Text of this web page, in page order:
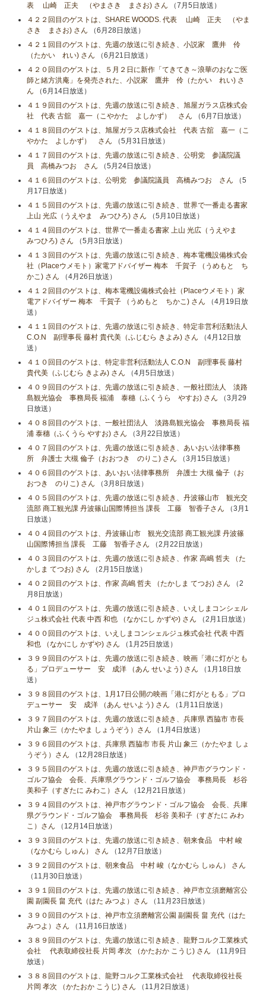
表 山崎 正夫 （やまさき まさお) さん （7月5日放送）
４２２回目のゲストは、SHARE WOODS. 代表 山崎 正夫 （やま
さき まさお) さん （6月28日放送）
４２１回目のゲストは、先週の放送に引き続き、小説家 鷹井 伶
（たかい れい) さん （6月21日放送）
４２０回目のゲストは、５月２日に新作「てきてき～浪華のおなご医
師と緒方洪庵」を発売された、小説家 鷹井 伶（たかい れい) さ
ん （6月14日放送）
４１９回目のゲストは、先週の放送に引き続き、旭屋ガラス店株式会
社 代表 古舘 嘉一（こやかた よしかず） さん （6月7日放送）
４１８回目のゲストは、旭屋ガラス店株式会社 代表 古舘 嘉一（こ
やかた よしかず） さん （5月31日放送）
４１７回目のゲストは、先週の放送に引き続き、公明党 参議院議
員 高橋みつお さん （5月24日放送）
４１６回目のゲストは、公明党 参議院議員 高橋みつお さん （5
月17日放送）
４１５回目のゲストは、先週の放送に引き続き、世界で一番走る書家
上山 光広（うえやま みつひろ) さん （5月10日放送）
４１４回目のゲストは、世界で一番走る書家 上山 光広（うえやま
みつひろ) さん （5月3日放送）
４１３回目のゲストは、先週の放送に引き続き、梅本電機設備株式会
社（Placeウメモト）家電アドバイザー 梅本 千賀子 （うめもと ち
かこ) さん （4月26日放送）
４１２回目のゲストは、梅本電機設備株式会社（Placeウメモト）家
電アドバイザー 梅本 千賀子 （うめもと ちかこ) さん （4月19日放
送）
４１１回目のゲストは、先週の放送に引き続き、特定非営利活動法人
C.O.N 副理事長 藤村 貴代美（ふじむら きよみ) さん （4月12日放
送）
４１０回目のゲストは、特定非営利活動法人 C.O.N 副理事長 藤村
貴代美（ふじむら きよみ) さん （4月5日放送）
４０９回目のゲストは、先週の放送に引き続き、一般社団法人 淡路
島観光協会 事務局長 福浦 泰穗（ふくうら やすお) さん （3月29
日放送）
４０８回目のゲストは、一般社団法人 淡路島観光協会 事務局長 福
浦 泰穗（ふくうら やすお) さん （3月22日放送）
４０７回目のゲストは、先週の放送に引き続き、あいおい法律事務
所 弁護士 大槻 倫子（おおつき のりこ) さん （3月15日放送）
４０６回目のゲストは、あいおい法律事務所 弁護士 大槻 倫子（お
おつき のりこ) さん （3月8日放送）
４０５回目のゲストは、先週の放送に引き続き、丹波篠山市 観光交
流部 商工観光課 丹波篠山国際博担当 課長 工藤 智香子さん （3月1
日放送）
４０４回目のゲストは、丹波篠山市 観光交流部 商工観光課 丹波篠
山国際博担当 課長 工藤 智香子さん （2月22日放送）
４０３回目のゲストは、先週の放送に引き続き、作家 高嶋 哲夫 （た
かしま てつお) さん （2月15日放送）
４０２回目のゲストは、作家 高嶋 哲夫 （たかしま てつお) さん （2
月8日放送）
４０１回目のゲストは、先週の放送に引き続き、いえしまコンシェル
ジュ株式会社 代表 中西 和也 （なかにし かずや) さん （2月1日放送）
４００回目のゲストは、いえしまコンシェルジュ株式会社 代表 中西
和也 （なかにし かずや) さん （1月25日放送）
３９９回目のゲストは、先週の放送に引き続き、映画「港に灯がとも
る」プロデューサー 安 成洋 （あん せいよう) さん （1月18日放
送）
３９８回目のゲストは、1月17日公開の映画「港に灯がともる」プロ
デューサー 安 成洋 （あん せいよう) さん （1月11日放送）
３９７回目のゲストは、先週の放送に引き続き、兵庫県 西脇市 市長
片山 象三（かたやま しょうぞう）さん （1月4日放送）
３９６回目のゲストは、兵庫県 西脇市 市長 片山 象三（かたやま しょ
うぞう）さん （12月28日放送）
３９５回目のゲストは、先週の放送に引き続き、神戸市グラウンド・
ゴルフ協会 会長、兵庫県グラウンド・ゴルフ協会 事務局長 杉谷
美和子（すぎたに みわこ）さん （12月21日放送）
３９４回目のゲストは、神戸市グラウンド・ゴルフ協会 会長、兵庫
県グラウンド・ゴルフ協会 事務局長 杉谷 美和子（すぎたに みわ
こ）さん （12月14日放送）
３９３回目のゲストは、先週の放送に引き続き、朝来食品 中村 峻
（なかむら しゅん） さん （12月7日放送）
３９２回目のゲストは、朝来食品 中村 峻（なかむら しゅん） さん
（11月30日放送）
３９１回目のゲストは、先週の放送に引き続き、神戸市立須磨離宮公
園 副園長 畠 充代（はた みつよ）さん （11月23日放送）
３９０回目のゲストは、神戸市立須磨離宮公園 副園長 畠 充代（はた
みつよ）さん （11月16日放送）
３８９回目のゲストは、先週の放送に引き続き、龍野コルク工業株式
会社 代表取締役社長 片岡 孝次 （かたおか こうじ) さん （11月9日
放送）
３８８回目のゲストは、龍野コルク工業株式会社 代表取締役社長
片岡 孝次 （かたおか こうじ) さん （11月2日放送）